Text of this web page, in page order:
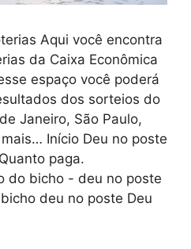
Aqui você encontra
da Caixa Econômica
espaço você poderá
dos sorteios do
Janeiro, São Paulo,
Início Deu no poste
paga.
do bicho - deu no poste
deu no poste Deu